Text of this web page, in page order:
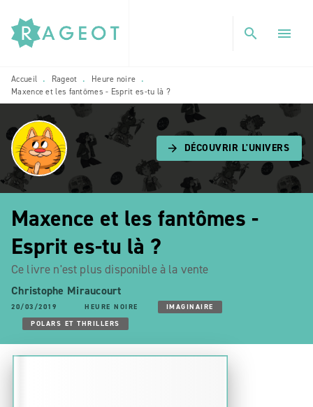
MENU RECHERCHE
PIED DE PAGE
search menu
Accueil • Rageot • Heure noire •
Maxence et les fantômes - Esprit es-tu là ?
arrow_forward DÉCOUVRIR L'UNIVERS
Maxence et les fantômes -
Esprit es-tu là ?
Ce livre n'est plus disponible à la vente
Christophe Miraucourt
20/03/2019 HEURE NOIRE
IMAGINAIRE
POLARS ET THRILLERS